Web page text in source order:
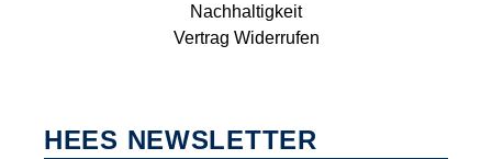
Nachhaltigkeit
Vertrag Widerrufen
HEES NEWSLETTER